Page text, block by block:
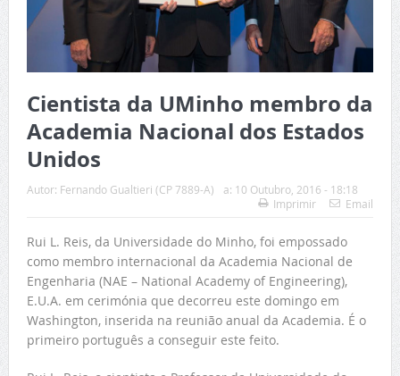
Cientista da UMinho membro da
Academia Nacional dos Estados
Unidos
Autor: Fernando Gualtieri (CP 7889-A) a: 10 Outubro, 2016 - 18:18
Imprimir
Email
Rui L. Reis, da Universidade do Minho, foi empossado
como membro internacional da Academia Nacional de
Engenharia (NAE – National Academy of Engineering),
E.U.A. em cerimónia que decorreu este domingo em
Washington, inserida na reunião anual da Academia. É o
primeiro português a conseguir este feito.